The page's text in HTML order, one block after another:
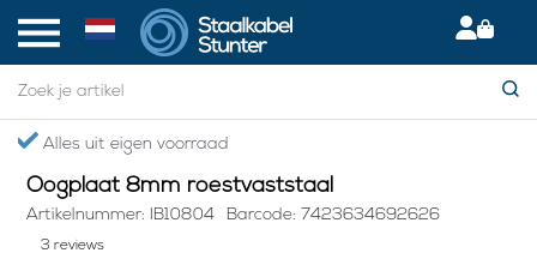
Gratis verzending boven €75,- in NL
Home > Oogplaat 8mm roestvaststaal
Oogplaat 8mm roestvaststaal
Artikelnummer: IB10804 Barcode: 7423634692626
3 reviews